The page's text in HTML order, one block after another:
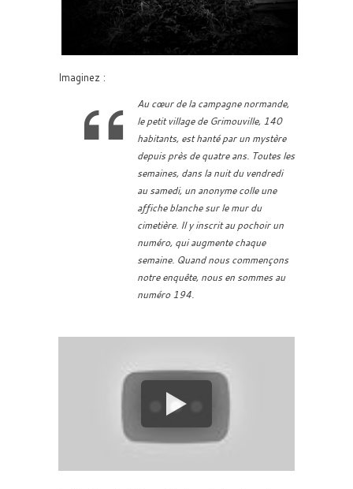
Imaginez :
Au cœur de la campagne normande,
le petit village de Grimouville, 140
habitants, est hanté par un mystère
depuis près de quatre ans. Toutes les
semaines, dans la nuit du vendredi
au samedi, un anonyme colle une
affiche blanche sur le mur du
cimetière. Il y inscrit au pochoir un
numéro, qui augmente chaque
semaine. Quand nous commençons
notre enquête, nous en sommes au
numéro 194.